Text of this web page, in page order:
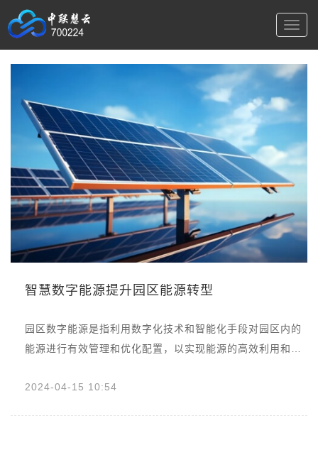
切
航
智慧数字能源提升园区能源转型
园区数字能源是指利用数字化技术和智能化手段对园区内的
能源进行有效管理和优化配置，以实现能源的高效利用和可
提升能源使用效率，降低能源消耗，减少碳排放，...
2024-04-15 10:54